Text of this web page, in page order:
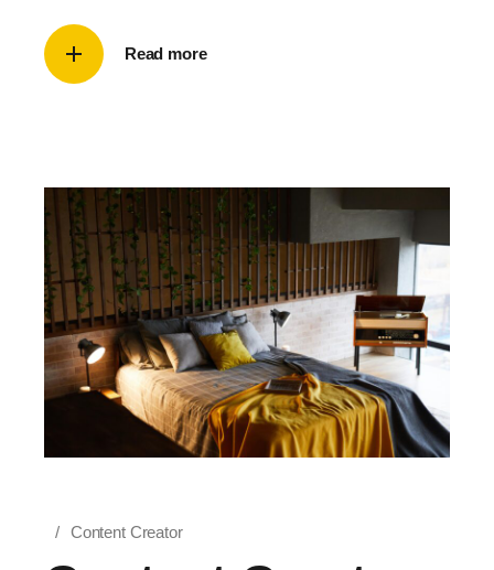
Read more
Content Creator